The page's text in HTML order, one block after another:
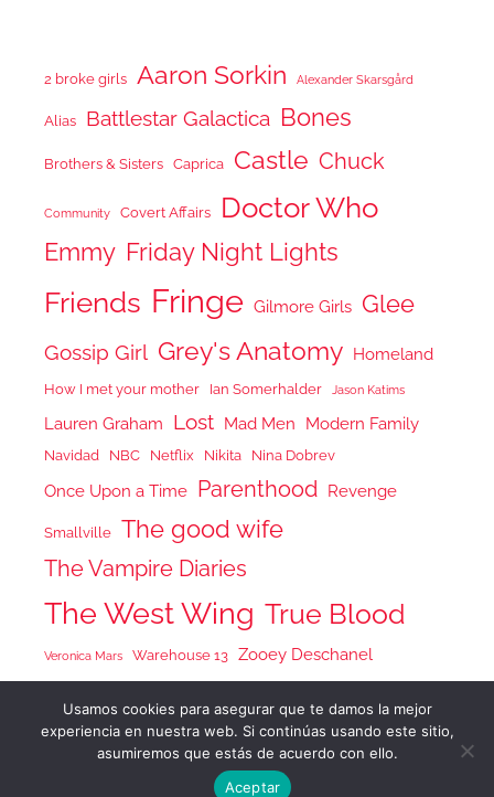
2 broke girls Aaron Sorkin Alexander Skarsgård
Alias Battlestar Galactica Bones
Brothers & Sisters Caprica Castle Chuck
Community Covert Affairs Doctor Who
Emmy Friday Night Lights
Friends Fringe Gilmore Girls Glee
Gossip Girl Grey's Anatomy Homeland
How I met your mother Ian Somerhalder Jason Katims
Lauren Graham Lost Mad Men Modern Family
Navidad NBC Netflix Nikita Nina Dobrev
Once Upon a Time Parenthood Revenge
Smallville The good wife
The Vampire Diaries
The West Wing True Blood
Veronica Mars Warehouse 13 Zooey Deschanel
Tema para WordPress: Donovan de ThemeZee.
Usamos cookies para asegurar que te damos la mejor
experiencia en nuestra web. Si continúas usando este sitio,
asumiremos que estás de acuerdo con ello.
Aceptar